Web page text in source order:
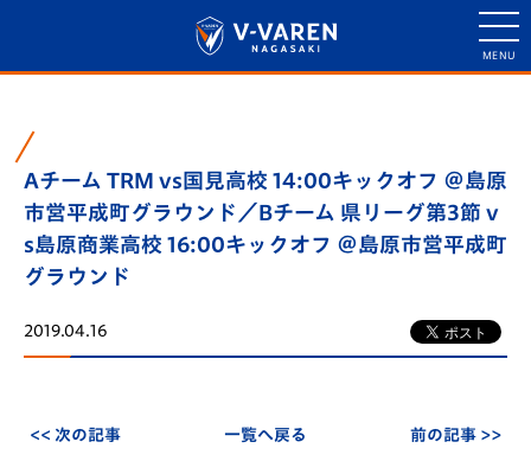
Aチーム TRM vs国見高校 14:00キックオフ ＠島原
市営平成町グラウンド／Bチーム 県リーグ第3節 v
s島原商業高校 16:00キックオフ ＠島原市営平成町
グラウンド
2019.04.16
<< 次の記事 一覧へ戻る 前の記事 >>